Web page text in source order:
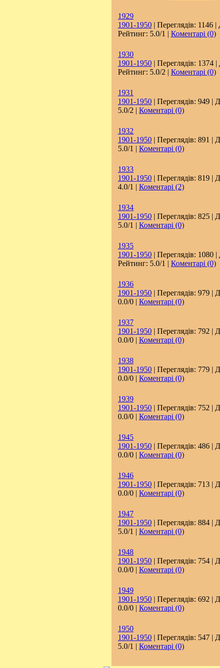
1929
1901-1950 | Переглядів: 1146
Рейтинг: 5.0/1 | Коментарі (0)
1930
1901-1950 | Переглядів: 1374
Рейтинг: 5.0/2 | Коментарі (0)
1931
1901-1950 | Переглядів: 949 |
5.0/2 | Коментарі (0)
1932
1901-1950 | Переглядів: 891 |
5.0/1 | Коментарі (0)
1933
1901-1950 | Переглядів: 819 |
4.0/1 | Коментарі (2)
1934
1901-1950 | Переглядів: 825 |
5.0/1 | Коментарі (0)
1935
1901-1950 | Переглядів: 1080
Рейтинг: 5.0/1 | Коментарі (0)
1936
1901-1950 | Переглядів: 979 |
0.0/0 | Коментарі (0)
1937
1901-1950 | Переглядів: 792 |
0.0/0 | Коментарі (0)
1938
1901-1950 | Переглядів: 779 |
0.0/0 | Коментарі (0)
1939
1901-1950 | Переглядів: 752 |
0.0/0 | Коментарі (0)
1945
1901-1950 | Переглядів: 486 |
0.0/0 | Коментарі (0)
1946
1901-1950 | Переглядів: 713 |
0.0/0 | Коментарі (0)
1947
1901-1950 | Переглядів: 884 |
5.0/1 | Коментарі (0)
1948
1901-1950 | Переглядів: 754 |
0.0/0 | Коментарі (0)
1949
1901-1950 | Переглядів: 692 |
0.0/0 | Коментарі (0)
1950
1901-1950 | Переглядів: 547 |
5.0/1 | Коментарі (0)